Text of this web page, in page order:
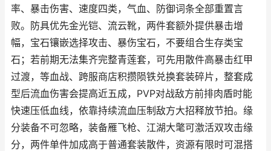
率、暴击伤害、速度四类，气血、防御词条全部重置言
败。防具优先金光铠、流云靴，两件套额外提供暴击增
幅，宝石镶嵌选择攻击、暴伤宝石，不要组合生存类宝
石；若前期无法集齐完整青莲套，可先用散件高暴击红甲
过渡，等血战、跨服商店积攒陨铁兑换套装碎片，整套成
型后流血伤害会提高近五成，PVP对战敌方前排肉盾时能
快速压低血线，依靠持续流血压制敌方大招释放节拍。缘
分装备不可忽略，装备雁飞枪、江湖大氅可激活双攻击缘
分，两件单件加成高于普通套装散件，资源有限时可混搭